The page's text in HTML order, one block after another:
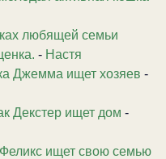
любящей семьи
- Настя
Джемма ищет хозяев -
Декстер ищет дом -
Феликс ищет свою семью